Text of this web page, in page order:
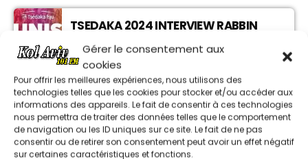
Gérer le consentement aux
cookies
Pour offrir les meilleures expériences, nous utilisons des
technologies telles que les cookies pour stocker et/ou accéder aux
informations des appareils. Le fait de consentir à ces technologies
nous permettra de traiter des données telles que le comportement
de navigation ou les ID uniques sur ce site. Le fait de ne pas
consentir ou de retirer son consentement peut avoir un effet négatif
sur certaines caractéristiques et fonctions.
juillet 2023
juin 2023
UPCOMING SHOWS
MUSIQUE CHABBATIQUE
TSEDAKA 2024 INTERVIEW RABBIN
TSEDAKA 2024 MR LE MAIRE J-LUC
MOUDENC
TSEDAKA 2024 ASSOCIATION SHALAM